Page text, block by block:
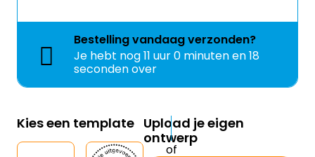
Bestellingvandaagverzonden?
Je hebt nog11 uur 0 minuten en 18
seconden over
Kies een template Upload je eigen
ontwerp